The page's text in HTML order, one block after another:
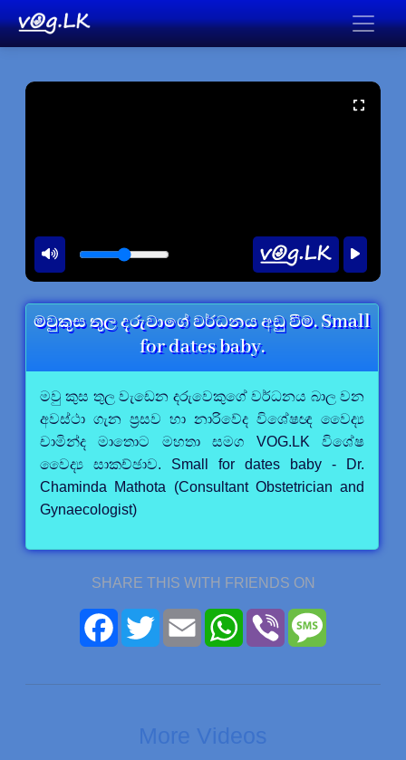
මවුකුස තුල දරුවාගේ වර්ධනය අඩු වීම. Small
for dates baby.
මවු කුස තුල වැඩෙන දරුවෙකුගේ වර්ධනය බාල වන
අවස්ථා ගැන ප්‍රසව හා නාරිවේද විශේෂඥ වෛද්‍ය
චාමින්ද මාතොට මහතා සමග VOG.LK විශේෂ
වෛද්‍ය සාකච්ඡාව. Small for dates baby - Dr.
Chaminda Mathota (Consultant Obstetrician and
Gynaecologist)
SHARE THIS WITH FRIENDS ON
FacebookTwitter Email WhatsApp
Viber
More Videos